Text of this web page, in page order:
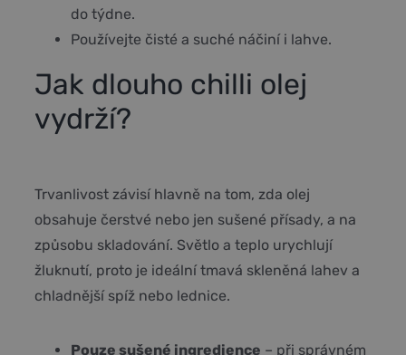
do týdne.
Používejte čisté a suché náčiní i lahve.
Jak dlouho chilli olej
vydrží?
Trvanlivost závisí hlavně na tom, zda olej
obsahuje čerstvé nebo jen sušené přísady, a na
způsobu skladování. Světlo a teplo urychlují
žluknutí, proto je ideální tmavá skleněná lahev a
chladnější spíž nebo lednice.
Pouze sušené ingredience – při správném